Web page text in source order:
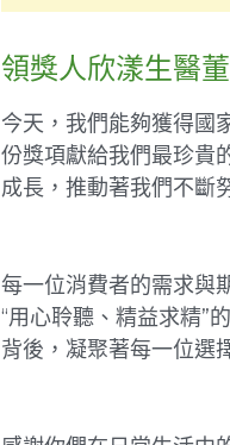
領獎人欣漾生醫
今天，我們能夠獲得國
份獎項獻給我們最珍貴
成長，推動著我們不斷
每一位消費者的需求與
“用心聆聽、精益求精”
背後，凝聚著每一位選